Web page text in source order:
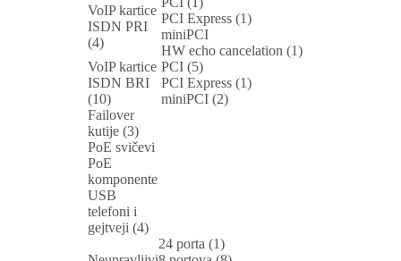
VoIP kartice
ISDN PRI
(4)
PCI Express (1)
miniPCI
HW echo cancelation (1)
VoIP kartice
ISDN BRI
(10)
PCI (5)
PCI Express (1)
miniPCI (2)
Failover
kutije (3)
PoE svičevi
PoE
komponente
USB
telefoni i
gejtveji (4)
24 porta (1)